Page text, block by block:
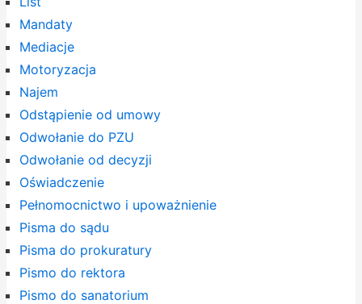
Mandaty
Mediacje
Motoryzacja
Najem
Odstąpienie od umowy
Odwołanie do PZU
Odwołanie od decyzji
Oświadczenie
Pełnomocnictwo i upoważnienie
Pisma do sądu
Pisma do prokuratury
Pismo do rektora
Pismo do sanatorium